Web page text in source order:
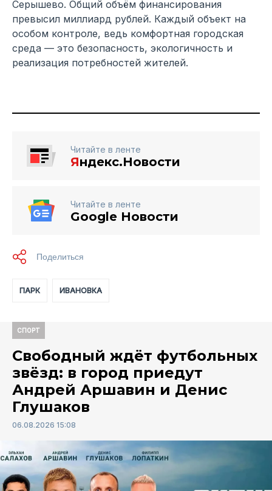
Серышево. Общий объём финансирования
превысил миллиард рублей. Каждый объект на
особом контроле, ведь комфортная городская
среда — это безопасность, экологичность и
реализация потребностей жителей.
Читайте в ленте
Яндекс.Новости
Читайте в ленте
Google Новости
ПАРК ИВАНОВКА
СПОРТ
Свободный ждёт футбольных
звёзд: в город приедут
Андрей Аршавин и Денис
Глушаков
06.08.2026 15:08